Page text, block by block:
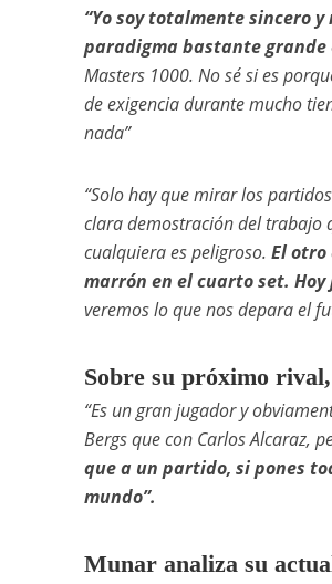
“Yo soy totalmente sincero
paradigma bastante grande
Masters 1000. No sé si es
de exigencia durante mucho
nada”
“Solo hay que mirar los
clara demostración del trabajo
cualquiera es peligroso. El otro
marrón en el cuarto set.
veremos lo que nos depara el
Sobre su próximo
“Es un gran jugador y
Bergs que con Carlos Alcaraz,
que a un partido, si pones
mundo”.
Munar analiza su